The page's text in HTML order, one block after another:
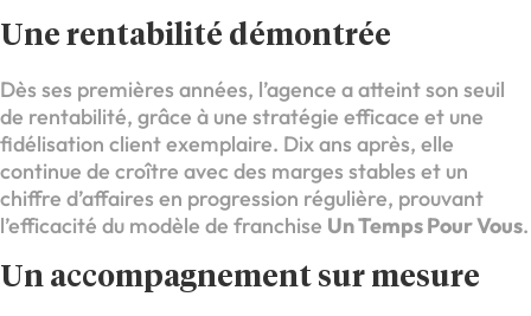
Une rentabilité démontrée
Dès ses premières années, l’agence a atteint son seuil
de rentabilité, grâce à une stratégie efficace et une
fidélisation client exemplaire. Dix ans après, elle
continue de croître avec des marges stables et un
chiffre d’affaires en progression régulière, prouvant
l’efficacité du modèle de franchise Un Temps Pour Vous.
Un accompagnement sur mesure